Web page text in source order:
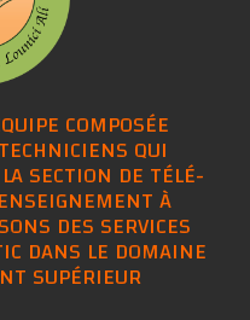
COMPOSÉE
QUI
SECTION DE TÉLÉ-
À
DES SERVICES
DANS LE DOMAINE
SUPÉRIEUR.